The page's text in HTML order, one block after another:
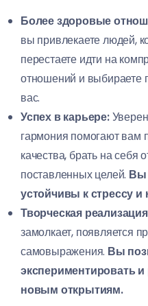
Более здоровые
вы привлекаете людей,
перестаете идти на
отношений и выбираете
вас.
Успех в карьере:
гармония помогают вам
качества, брать на себя
поставленных целей. Вы
устойчивы к стрессу и
Творческая
замолкает, появляется
самовыражения. Вы
экспериментировать и
новым открытиям.